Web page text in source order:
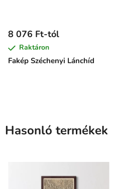
Fakép Széchenyi Lánchíd
8 076 Ft-tól
Raktáron
Hasonló termékek